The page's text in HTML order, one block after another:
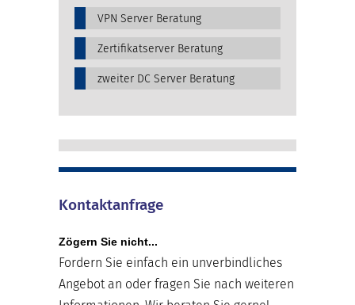
VPN Server Beratung
Zertifikatserver Beratung
zweiter DC Server Beratung
Kontaktanfrage
Zögern Sie nicht...
Fordern Sie einfach ein unverbindliches
Angebot an oder fragen Sie nach weiteren